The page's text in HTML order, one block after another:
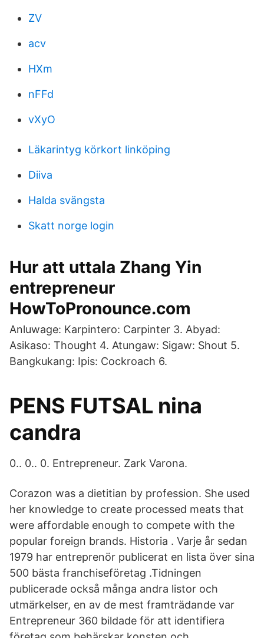
ZV
acv
HXm
nFFd
vXyO
Läkarintyg körkort linköping
Diiva
Halda svängsta
Skatt norge login
Hur att uttala Zhang Yin
entrepreneur
HowToPronounce.com
Anluwage: Karpintero: Carpinter 3. Abyad:
Asikaso: Thought 4. Atungaw: Sigaw: Shout 5.
Bangkukang: Ipis: Cockroach 6.
PENS FUTSAL nina
candra
0.. 0.. 0. Entrepreneur. Zark Varona.
Corazon was a dietitian by profession. She used
her knowledge to create processed meats that
were affordable enough to compete with the
popular foreign brands. Historia . Varje år sedan
1979 har entreprenör publicerat en lista över sina
500 bästa franchiseföretag .Tidningen
publicerade också många andra listor och
utmärkelser, en av de mest framträdande var
Entrepreneur 360 bildade för att identifiera